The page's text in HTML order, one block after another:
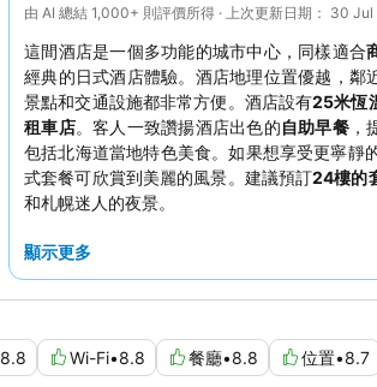
由 AI 總結 1,000+ 則評價所得 · 上次更新日期： 30
這間酒店是一個多功能的城市中心，同樣適合
經典的日式酒店體驗。酒店地理位置優越，鄰
景點和交通設施都非常方便。酒店設有25米恆
租車店。客人一致讚揚酒店出色的自助早餐，
包括北海道當地特色美食。如果想享受更寧靜
式套餐可欣賞到美麗的風景。建議預訂24樓的
和札幌迷人的夜景。
顯示更多
8.8 Wi-Fi•8.8 餐廳•8.8 位置•8.7